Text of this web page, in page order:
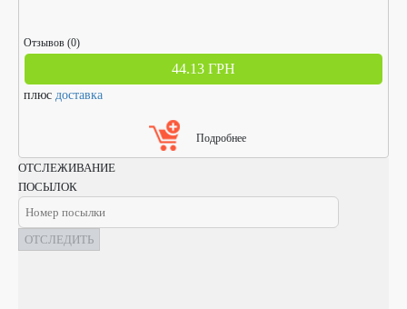
ОТСЛЕЖИВАНИЕ
ПОСЫЛОК
ОТСЛЕДИТЬ
Отзывов (0)
44.13 ГРН
плюс доставка
Подробнее